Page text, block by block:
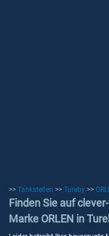
>> Tankstellen >> Tureby >>
Finden Sie auf
Marke ORLEN in